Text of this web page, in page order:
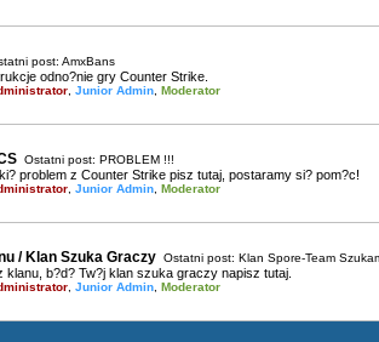
post: AmxBans
odno?nie gry Counter Strike.
Junior Admin Moderator
Ostatni post: PROBLEM !!!
problem z Counter Strike pisz tutaj, postaramy si? pom?c!
Junior Admin Moderator
/ Klan Szuka Graczy Ostatni post: Klan Spore-Team
klanu, b?d? Tw?j klan szuka graczy napisz tutaj.
Junior Admin Moderator